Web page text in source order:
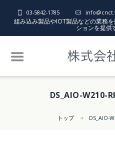
03-5842-1785
組み込み製品やIOT製品などの業務
ションを提供
DS_AIO-W210-
トップ DS_AIO-